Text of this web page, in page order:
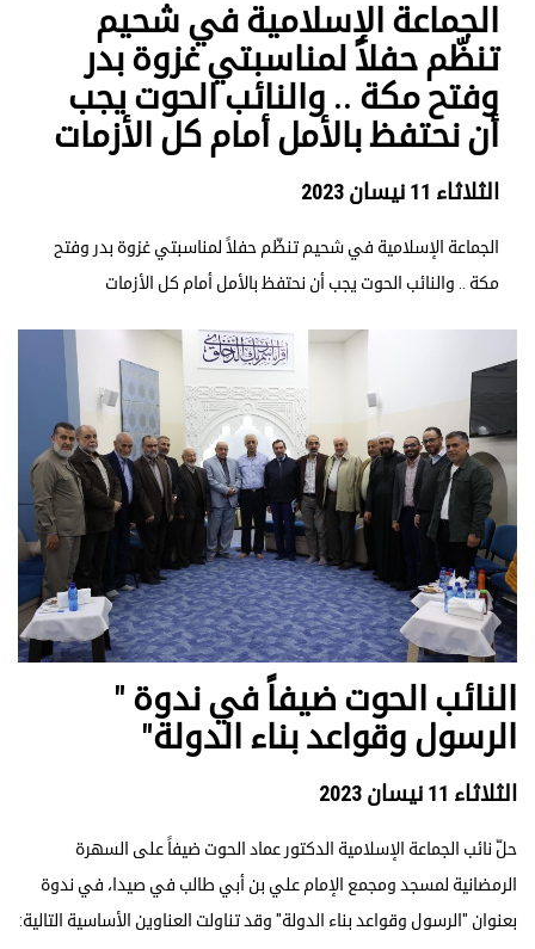
الجماعة الإسلامية في شحيم
تنظّم حفلاً لمناسبتي غزوة بدر
وفتح مكة .. والنائب الحوت يجب
أن نحتفظ بالأمل أمام كل الأزمات
الثلاثاء 11 نيسان 2023
الجماعة الإسلامية في شحيم تنظّم حفلاً لمناسبتي غزوة بدر وفتح
مكة .. والنائب الحوت يجب أن نحتفظ بالأمل أمام كل الأزمات
النائب الحوت ضيفاً في ندوة "
الرسول وقواعد بناء الدولة"
الثلاثاء 11 نيسان 2023
حلّ نائب الجماعة الإسلامية الدكتور عماد الحوت ضيفاً على السهرة
الرمضانية لمسجد ومجمع الإمام علي بن أبي طالب في صيدا، في ندوة
بعنوان "الرسول وقواعد بناء الدولة" وقد تناولت العناوين الأساسية التالية: